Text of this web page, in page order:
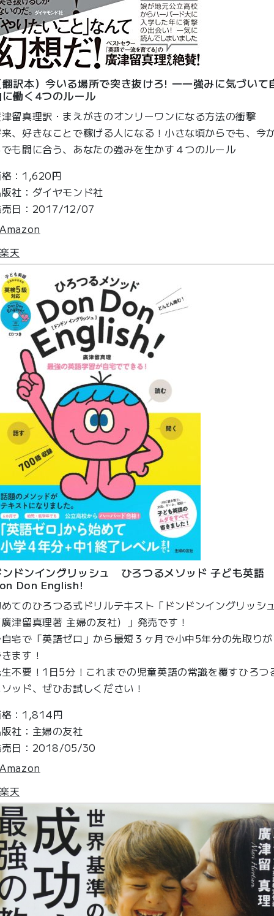
訳本）今いる場所で突き抜けろ! ――強みに気づいて
働く4つのルール
留真理訳・まえがきのオンリーワンになる方法の衝撃
、好きなことで稼げる人になる！小さな頃からでも、今
も間に合う、あなたの強みを生かす４つのルール
：1,620円
社：ダイヤモンド社
売日：2017/12/07
Amazon
楽天
ドンイングリッシュ ひろつるメソッド 子ども英語
Don English!
てのひろつる式ドリルテキスト「ドンドンイングリッシ
津留真理著 主婦の友社）」発売です！
宅で「英語ゼロ」から最短３ヶ月で小中5年分の先取りが
ます！
不要！1日5分！これまでの児童英語の常識を覆すひろつ
ッド、ぜひお試しください！
：1,814円
社：主婦の友社
売日：2018/05/30
Amazon
楽天